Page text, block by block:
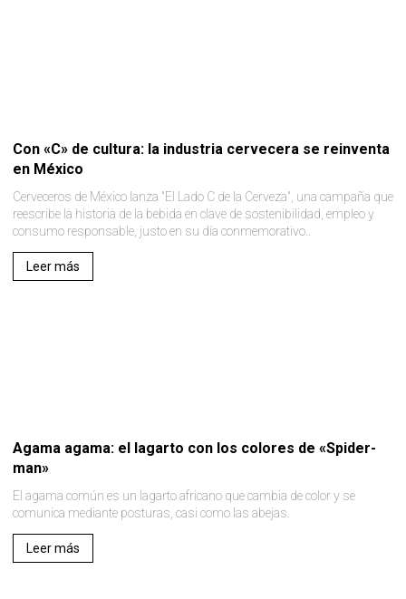
Con «C» de cultura: la industria cervecera se reinventa
en México
Cerveceros de México lanza "El Lado C de la Cerveza", una campaña que
reescribe la historia de la bebida en clave de sostenibilidad, empleo y
consumo responsable, justo en su día conmemorativo..
Leer más
Agama agama: el lagarto con los colores de «Spider-
man»
El agama común es un lagarto africano que cambia de color y se
comunica mediante posturas, casi como las abejas.
Leer más